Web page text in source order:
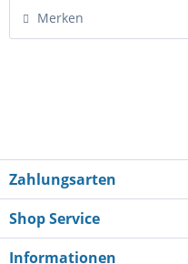
Merken
Zahlungsarten
Shop Service
Informationen